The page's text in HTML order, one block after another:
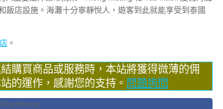
店設施。海灘十分寧靜悅人，遊客到此就能享受到泰國
。
購買商品或服務時，本站將獲得微薄的佣
的運作，感謝您的支持。 問題詢問
Facebook